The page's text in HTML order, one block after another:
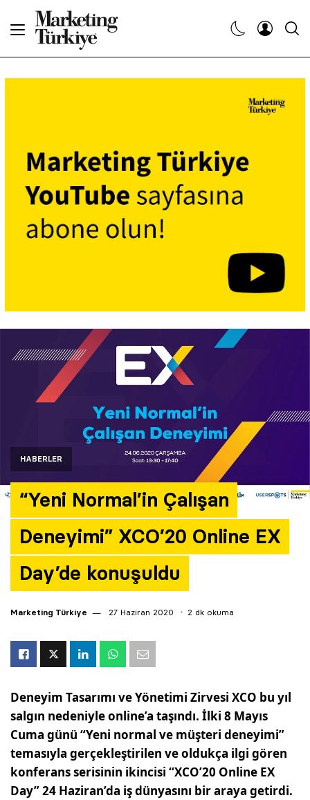
HABERLER
“Yeni Normal’in Çalışan
Deneyimi” XCO’20 Online EX
Day’de konuşuldu
Marketing Türkiye 27 Haziran 2020 2 dk okuma
Deneyim Tasarımı ve Yönetimi Zirvesi XCO bu yıl
salgın nedeniyle online’a taşındı. İlki 8 Mayıs
Cuma günü “Yeni normal ve müşteri deneyimi”
temasıyla gerçekleştirilen ve oldukça ilgi gören
konferans serisinin ikincisi “XCO’20 Online EX
Day” 24 Haziran’da iş dünyasını bir araya getirdi.
Dergiler
Etkinlikler
Araştırma